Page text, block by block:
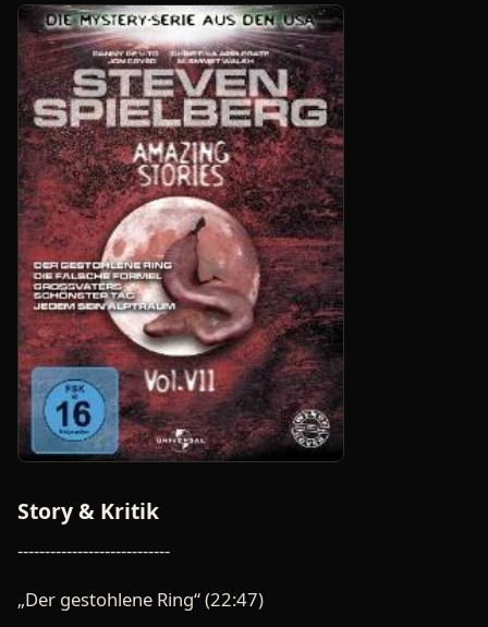
Story & Kritik
----------------------------
„Der gestohlene Ring“ (22:47)